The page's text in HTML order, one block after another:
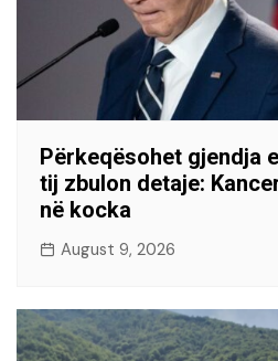
Përkeqësohet gjendja
tij zbulon detaje:
në kocka
August 9, 2026